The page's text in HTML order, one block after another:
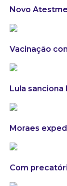
Novo
Vacinação
Lula
Moraes
Com